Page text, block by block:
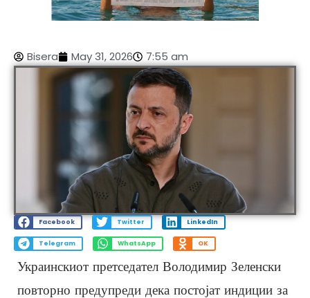
Bisera May 31, 2026 7:55 am
Facebook Twitter LinkedIn
Telegram WhatsApp OK
Украинскиот претседател Володимир Зеленски
повторно предупреди дека постојат индиции за